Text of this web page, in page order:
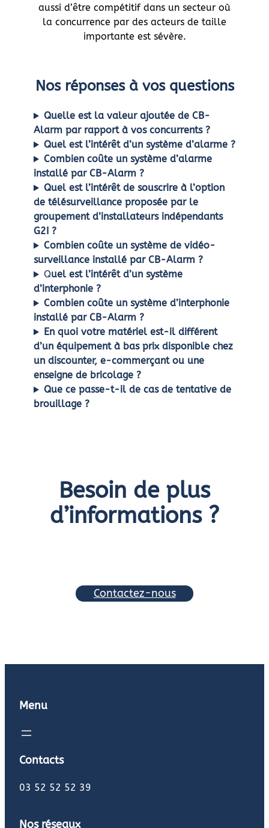
aussi d’être compétitif dans un secteur où
la concurrence par des acteurs de taille
importante est sévère.
Nos réponses à vos questions
Quelle est la valeur ajoutée de CB-
Alarm par rapport à vos concurrents ?
Quel est l’intérêt d’un système d’alarme ?
Combien coûte un système d’alarme
installé par CB-Alarm ?
Quel est l’intérêt de souscrire à l’option
de télésurveillance proposée par le
groupement d’installateurs indépendants
G2I ?
Combien coûte un système de vidéo-
surveillance installé par CB-Alarm ?
Quel est l’intérêt d’un système
d’interphonie ?
Combien coûte un système d’interphonie
installé par CB-Alarm ?
En quoi votre matériel est-il différent
d’un équipement à bas prix disponible chez
un discounter, e-commerçant ou une
enseigne de bricolage ?
Que ce passe-t-il de cas de tentative de
brouillage ?
Besoin de plus
d’informations ?
Contactez-nous
Menu
Contacts
03 52 52 52 39
Nos réseaux